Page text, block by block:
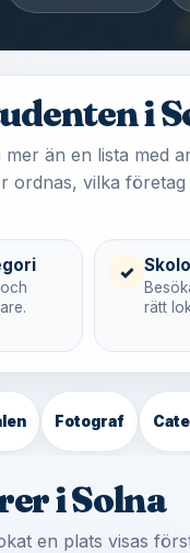
i
mer än en lista med
ordnas, vilka
✓
rätt
Fotograf
i Solna
en plats visas